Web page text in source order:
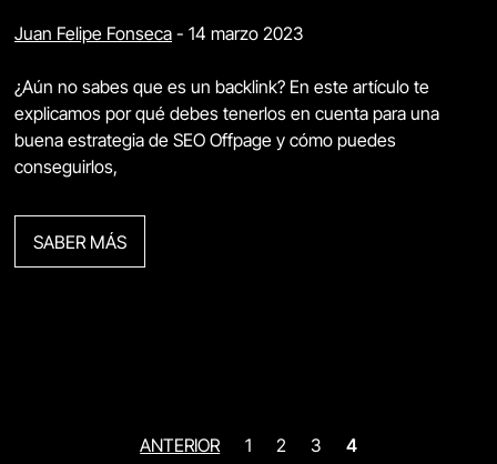
Juan Felipe Fonseca - 14 marzo 2023
¿Aún no sabes que es un backlink? En este artículo te
explicamos por qué debes tenerlos en cuenta para una
buena estrategia de SEO Offpage y cómo puedes
conseguirlos,
SABER MÁS
ANTERIOR 1 2 3 4